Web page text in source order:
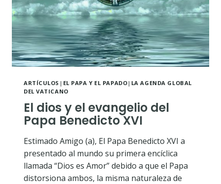
ARTÍCULOS | EL PAPA Y EL PAPADO | LA AGENDA GLOBAL
DEL VATICANO
El dios y el evangelio del
Papa Benedicto XVI
Estimado Amigo (a), El Papa Benedicto XVI a
presentado al mundo su primera encíclica
llamada “Dios es Amor” debido a que el Papa
distorsiona ambos, la misma naturaleza de